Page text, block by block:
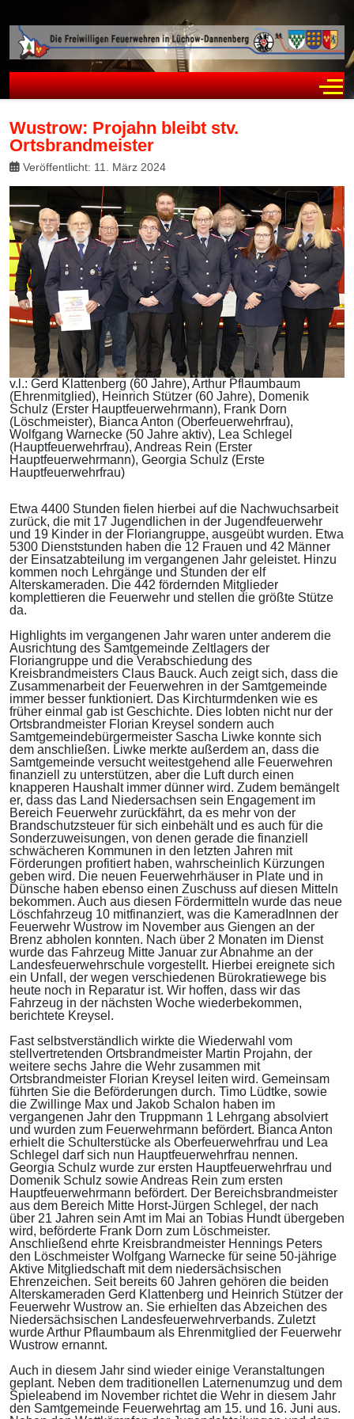
Wustrow: Projahn bleibt stv.
Ortsbrandmeister
Veröffentlicht: 11. März 2024
v.l.: Gerd Klattenberg (60 Jahre), Arthur Pflaumbaum
(Ehrenmitglied), Heinrich Stützer (60 Jahre), Domenik
Schulz (Erster Hauptfeuerwehrmann), Frank Dorn
(Löschmeister), Bianca Anton (Oberfeuerwehrfrau),
Wolfgang Warnecke (50 Jahre aktiv), Lea Schlegel
(Hauptfeuerwehrfrau), Andreas Rein (Erster
Hauptfeuerwehrmann), Georgia Schulz (Erste
Hauptfeuerwehrfrau)
Etwa 4400 Stunden fielen hierbei auf die Nachwuchsarbeit
zurück, die mit 17 Jugendlichen in der Jugendfeuerwehr
und 19 Kinder in der Floriangruppe, ausgeübt wurden. Etwa
5300 Dienststunden haben die 12 Frauen und 42 Männer
der Einsatzabteilung im vergangenen Jahr geleistet. Hinzu
kommen noch Lehrgänge und Stunden der elf
Alterskameraden. Die 442 fördernden Mitglieder
komplettieren die Feuerwehr und stellen die größte Stütze
da.
Highlights im vergangenen Jahr waren unter anderem die
Ausrichtung des Samtgemeinde Zeltlagers der
Floriangruppe und die Verabschiedung des
Kreisbrandmeisters Claus Bauck. Auch zeigt sich, dass die
Zusammenarbeit der Feuerwehren in der Samtgemeinde
immer besser funktioniert. Das Kirchturmdenken wie es
früher einmal gab ist Geschichte. Dies lobten nicht nur der
Ortsbrandmeister Florian Kreysel sondern auch
Samtgemeindebürgermeister Sascha Liwke konnte sich
dem anschließen. Liwke merkte außerdem an, dass die
Samtgemeinde versucht weitestgehend alle Feuerwehren
finanziell zu unterstützen, aber die Luft durch einen
knapperen Haushalt immer dünner wird. Zudem bemängelt
er, dass das Land Niedersachsen sein Engagement im
Bereich Feuerwehr zurückfährt, da es mehr von der
Brandschutzsteuer für sich einbehält und es auch für die
Sonderzuweisungen, von denen gerade die finanziell
schwächeren Kommunen in den letzten Jahren mit
Förderungen profitiert haben, wahrscheinlich Kürzungen
geben wird. Die neuen Feuerwehrhäuser in Plate und in
Dünsche haben ebenso einen Zuschuss auf diesen Mitteln
bekommen. Auch aus diesen Fördermitteln wurde das neue
Löschfahrzeug 10 mitfinanziert, was die KameradInnen der
Feuerwehr Wustrow im November aus Giengen an der
Brenz abholen konnten. Nach über 2 Monaten im Dienst
wurde das Fahrzeug Mitte Januar zur Abnahme an der
Landesfeuerwehrschule vorgestellt. Hierbei ereignete sich
ein Unfall, der wegen verschiedenen Bürokratiewege bis
heute noch in Reparatur ist. Wir hoffen, dass wir das
Fahrzeug in der nächsten Woche wiederbekommen,
berichtete Kreysel.
Fast selbstverständlich wirkte die Wiederwahl vom
stellvertretenden Ortsbrandmeister Martin Projahn, der
weitere sechs Jahre die Wehr zusammen mit
Ortsbrandmeister Florian Kreysel leiten wird. Gemeinsam
führten Sie die Beförderungen durch. Timo Lüdtke, sowie
die Zwillinge Max und Jakob Schalon haben im
vergangenen Jahr den Truppmann 1 Lehrgang absolviert
und wurden zum Feuerwehrmann befördert. Bianca Anton
erhielt die Schulterstücke als Oberfeuerwehrfrau und Lea
Schlegel darf sich nun Hauptfeuerwehrfrau nennen.
Georgia Schulz wurde zur ersten Hauptfeuerwehrfrau und
Domenik Schulz sowie Andreas Rein zum ersten
Hauptfeuerwehrmann befördert. Der Bereichsbrandmeister
aus dem Bereich Mitte Horst-Jürgen Schlegel, der nach
über 21 Jahren sein Amt im Mai an Tobias Hundt übergeben
wird, beförderte Frank Dorn zum Löschmeister.
Anschließend ehrte Kreisbrandmeister Hennings Peters
den Löschmeister Wolfgang Warnecke für seine 50-jährige
Aktive Mitgliedschaft mit dem niedersächsischen
Ehrenzeichen. Seit bereits 60 Jahren gehören die beiden
Alterskameraden Gerd Klattenberg und Heinrich Stützer der
Feuerwehr Wustrow an. Sie erhielten das Abzeichen des
Niedersächsischen Landesfeuerwehrverbands. Zuletzt
wurde Arthur Pflaumbaum als Ehrenmitglied der Feuerwehr
Wustrow ernannt.
Auch in diesem Jahr sind wieder einige Veranstaltungen
geplant. Neben dem traditionellen Laternenumzug und dem
Spieleabend im November richtet die Wehr in diesem Jahr
den Samtgemeinde Feuerwehrtag am 15. und 16. Juni aus.